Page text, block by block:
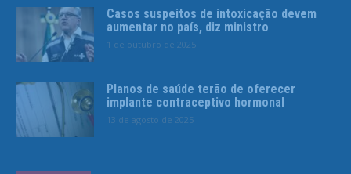
Casos suspeitos de intoxicação devem
aumentar no país, diz ministro
1 de outubro de 2025
Planos de saúde terão de oferecer
implante contraceptivo hormonal
13 de agosto de 2025